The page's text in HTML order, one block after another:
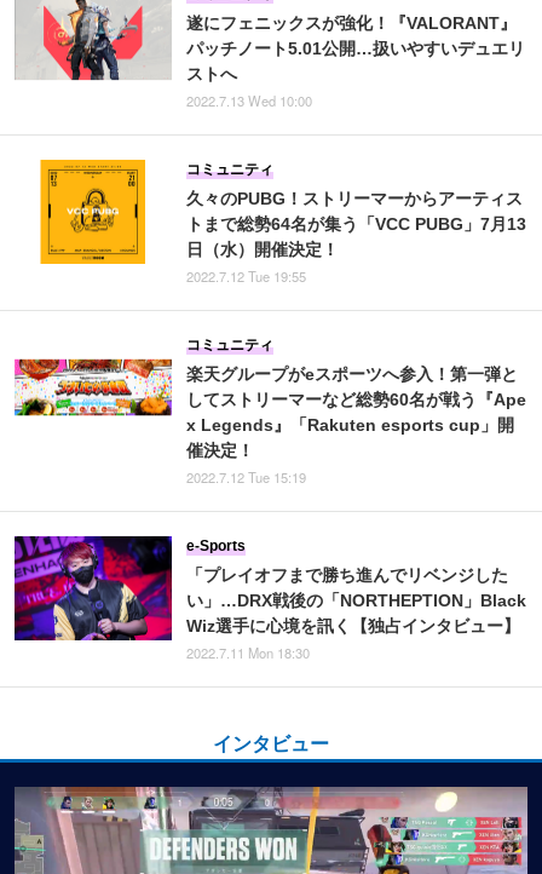
遂にフェニックスが強化！『VALORANT』
パッチノート5.01公開…扱いやすいデュエリ
ストへ
2022.7.13 Wed 10:00
久々のPUBG！ストリーマーからアーティス
トまで総勢64名が集う「VCC PUBG」7月13
日（水）開催決定！
コミュニティ
2022.7.12 Tue 19:55
楽天グループがeスポーツへ参入！第一弾と
してストリーマーなど総勢60名が戦う『Ape
x Legends』「Rakuten esports cup」開
催決定！
コミュニティ
2022.7.12 Tue 15:19
「プレイオフまで勝ち進んでリベンジした
い」…DRX戦後の「NORTHEPTION」Black
Wiz選手に心境を訊く【独占インタビュー】
e-Sports
2022.7.11 Mon 18:30
インタビュー